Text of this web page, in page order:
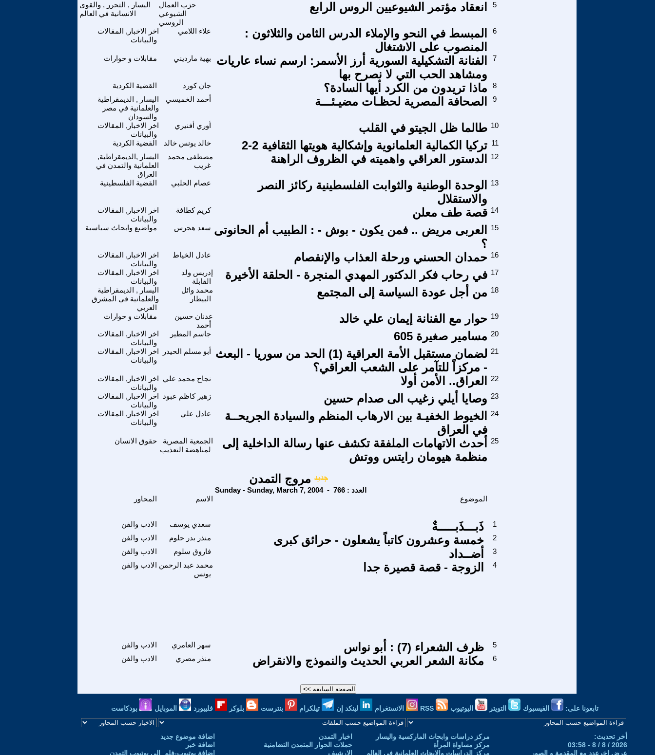
اليسار , التحرر , والقوى
الانسانية في العالم
حزب العمال
الشيوعي
الروسي
انعقاد مؤتمر الشيوعيين الروس الرابع 5
اخر الاخبار, المقالات
والبيانات
علاء اللامي
المبسط في النحو والإملاء الدرس الثامن والثلاثون :
المنصوب على الاشتغال
6
مقابلات و حوارات بهية مارديني
الفنانة التشكيلية السورية أرز الأسمر: ارسم نساء عاريات
ومشاهد الحب التي لا نصرح بها
7
القضية الكردية جان كورد ماذا تريدون من الكرد أيها السادة؟
8
اليسار , الديمقراطية
والعلمانية في مصر
والسودان
أحمد الخميسي الصحافة المصرية لحظـات مضيـئـــة 9
اخر الاخبار, المقالات
والبيانات
أوري أفنيري طالما ظل الجيتو في القلب 10
القضية الكردية خالد يونس خالد تركيا الكمالية العلمانوية وإشكالية هويتها الثقافية 2-2 11
اليسار ,الديمقراطية,
العلمانية والتمدن في
العراق
مصطفى محمد
غريب
الدستور العراقي واهميته في الظروف الراهنة 12
القضية الفلسطينية عصام الحلبي
الوحدة الوطنية والثوابت الفلسطينية ركائز النصر
والاستقلال
13
اخر الاخبار, المقالات
والبيانات
كريم كطافة قصة طف معلن 14
مواضيع وابحاث سياسية سعد هجرس العربى مريض .. فمن يكون - بوش - : الطبيب أم الحانوتى
؟
15
اخر الاخبار, المقالات
والبيانات
عادل الخياط حمدان الحسني ورحلة العذاب والإنفصام 16
اخر الاخبار, المقالات
والبيانات
إدريس ولد
القابلة
في رحاب فكر الدكتور المهدي المنجرة - الحلقة الأخيرة 17
اليسار , الديمقراطية
والعلمانية في المشرق
العربي
محمد وائل
البيطار
من أجل عودة السياسة إلى المجتمع 18
مقابلات و حوارات
عدنان حسين
أحمد
حوار مع الفنانة إيمان علي خالد 19
اخر الاخبار, المقالات
والبيانات
جاسم المطير مسامير صغيرة 605 20
اخر الاخبار, المقالات
والبيانات
أبو مسلم الحيدر
لضمان مستقبل الأمة العراقية (1) الحد من سوريا - البعث
- مركزاً للتآمر على الشعب العراقي؟
21
اخر الاخبار, المقالات
والبيانات
نجاح محمد علي العراق.. الأمن أولا 22
اخر الاخبار, المقالات
والبيانات
زهير كاظم عبود وصايا أيلي زغيب الى صدام حسين 23
اخر الاخبار, المقالات
والبيانات
عادل علي
الخيوط الخفيـة بين الارهاب المنظم والسيادة الجريحــة
في العراق
24
حقوق الانسان
الجمعية المصرية
لمناهضة التعذيب
أحدث الاتهامات الملفقة تكشف عنها رسالة الداخلية إلى
منظمة هيومان رايتس ووتش
25
مروج التمدن
Sunday - Sunday, March 7, 2004 - العدد : 766
الاسم الموضوع
الادب والفن سعدي يوسف ذَبـــذَبـــــةٌ
1
الادب والفن
منذر بدر حلوم خمسة وعشرون كاتباً يشعلون - حرائق كبرى
2
الادب والفن
فاروق سلوم أضــداد
3
الادب والفن محمد عبد الرحمن
يونس
الزوجة - قصة قصيرة جدا 4
الادب والفن سهر العامري ظرف الشعراء (7) : أبو نواس
5
الادب والفن
منذر مصري مكانة الشعر العربي الحديث والنموذج والانقراض 6
تابعونا على: الفيسبوك التويتر اليوتيوب الانستغرام لينكد إن تيلكرام بنترست بلوكر فليبورد الموبايل بودكاست
أخر تحديث:
2026 / 8 / 8 - 03:58
عرض اخرعدد مع المقدمة و الصور
مركز دراسات وابحاث الماركسية واليسار
مركز مساواة المرأة
مركز الدراسات والابحاث العلمانية في العالم
اخبار التمدن
حملات الحوار المتمدن التضامنية
الارشيف
اضافة موضوع جديد
اضافة خبر
إضافة يوتيوب-فلم إلى يوتيوب التمدن